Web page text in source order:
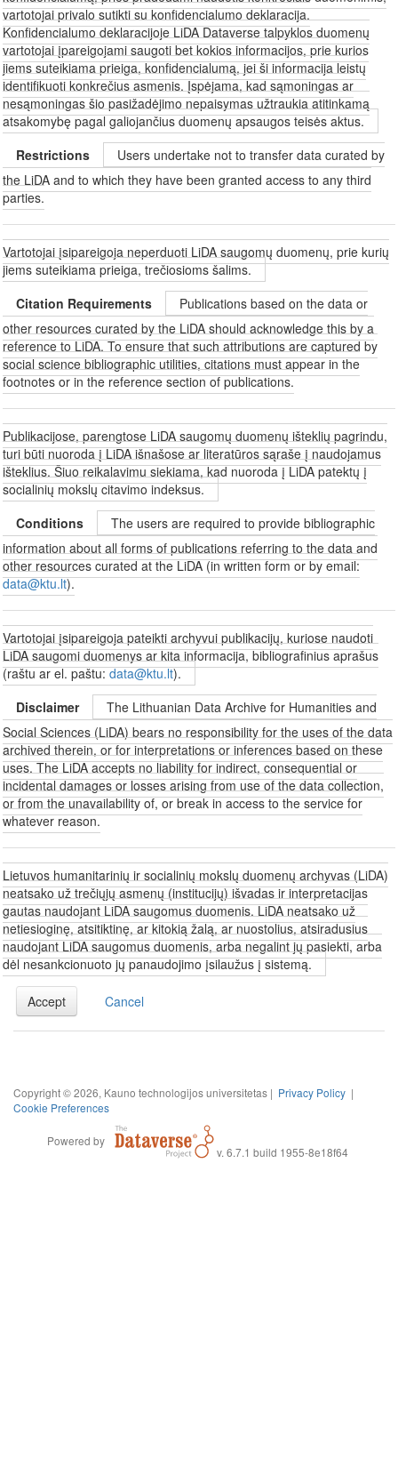
vartotojai privalo sutikti su konfidencialumo deklaracija.
Konfidencialumo deklaracijoje LiDA Dataverse talpyklos duomenų
vartotojai įpareigojami saugoti bet kokios informacijos, prie kurios
jiems suteikiama prieiga, konfidencialumą, jei ši informacija leistų
identifikuoti konkrečius asmenis. Įspėjama, kad sąmoningas ar
nesąmoningas šio pasižadėjimo nepaisymas užtraukia atitinkamą
atsakomybę pagal galiojančius duomenų apsaugos teisės aktus.
Restrictions
Users undertake not to transfer data curated by
the LiDA and to which they have been granted access to any third
parties.
Vartotojai įsipareigoja neperduoti LiDA saugomų duomenų, prie kurių
jiems suteikiama prieiga, trečiosioms šalims.
Citation Requirements
Publications based on the data or
other resources curated by the LiDA should acknowledge this by a
reference to LiDA. To ensure that such attributions are captured by
social science bibliographic utilities, citations must appear in the
footnotes or in the reference section of publications.
Publikacijose, parengtose LiDA saugomų duomenų išteklių pagrindu,
turi būti nuoroda į LiDA išnašose ar literatūros sąraše į naudojamus
išteklius. Šiuo reikalavimu siekiama, kad nuoroda į LiDA patektų į
socialinių mokslų citavimo indeksus.
Conditions
The users are required to provide bibliographic
information about all forms of publications referring to the data and
other resources curated at the LiDA (in written form or by email:
data@ktu.lt).
Vartotojai įsipareigoja pateikti archyvui publikacijų, kuriose naudoti
LiDA saugomi duomenys ar kita informacija, bibliografinius aprašus
(raštu ar el. paštu:data@ktu.lt).
Disclaimer
The Lithuanian Data Archive for Humanities and
Social Sciences (LiDA) bears no responsibility for the uses of the data
archived therein, or for interpretations or inferences based on these
uses. The LiDA accepts no liability for indirect, consequential or
incidental damages or losses arising from use of the data collection,
or from the unavailability of, or break in access to the service for
whatever reason.
Lietuvos humanitarinių ir socialinių mokslų duomenų archyvas (LiDA)
neatsako už trečiųjų asmenų (institucijų) išvadas ir interpretacijas
gautas naudojant LiDA saugomus duomenis. LiDA neatsako už
netiesioginę, atsitiktinę, ar kitokią žalą, ar nuostolius, atsiradusius
naudojant LiDA saugomus duomenis, arba negalint jų pasiekti, arba
dėl nesankcionuoto jų panaudojimo įsilaužus į sistemą.
Accept Cancel
Copyright © 2026, Kauno technologijos universitetas | Privacy Policy |
Cookie Preferences
Powered by
v. 6.7.1 build 1955-8e18f64